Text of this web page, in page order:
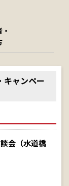
キャンペー
会（水道橋